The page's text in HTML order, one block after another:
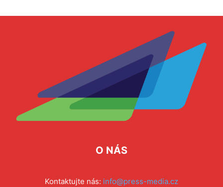
O NÁS
Kontaktujte nás: info@press-media.cz